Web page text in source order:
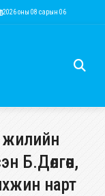
KRW 2.51
2026 оны 08 сарын 06
жилийн
Б.Дөлгөөн,
нарт